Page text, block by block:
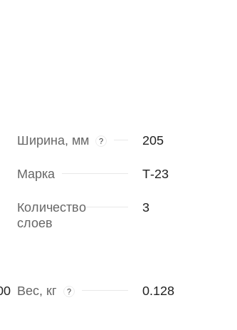
Ширина, мм ? 205
Марка Т-23
Количество
слоев
3
Вес, кг ? 0.128